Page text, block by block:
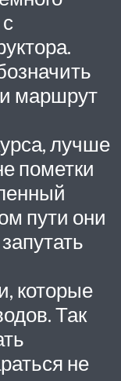
маршрут
лучше
пометки
пути они
которые
Так
не